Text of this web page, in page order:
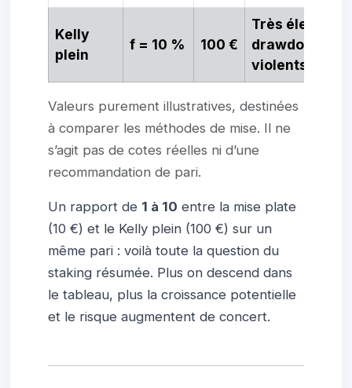
Kelly
plein
f = 10 % 100 €
Très élevée —
drawdowns
violents
Valeurs purement illustratives, destinées
à comparer les méthodes de mise. Il ne
s’agit pas de cotes réelles ni d’une
recommandation de pari.
Un rapport de 1 à 10 entre la mise plate
(10 €) et le Kelly plein (100 €) sur un
même pari : voilà toute la question du
staking résumée. Plus on descend dans
le tableau, plus la croissance potentielle
et le risque augmentent de concert.